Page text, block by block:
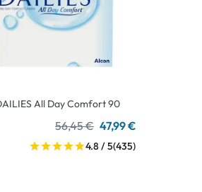
All Day Comfort 90
56,45 € 47,99 €
4.8 / 5(435)